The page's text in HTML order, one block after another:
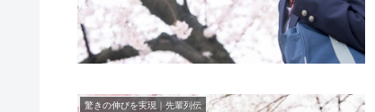
驚きの伸びを実現｜先輩列伝